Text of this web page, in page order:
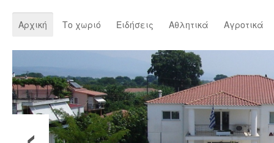
Αρχική Το χωριό Ειδήσεις Αθλητικά Αγροτικά